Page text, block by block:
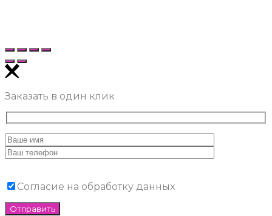
Заказать в один клик
Согласие на обработку данных